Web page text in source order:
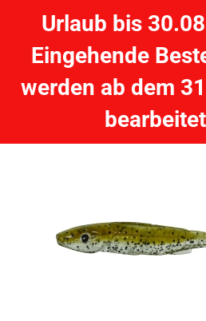
Urlaub bis
Eingehende
werden ab dem
2"GUNKI WHIZ 5cm - Pck. mit 12